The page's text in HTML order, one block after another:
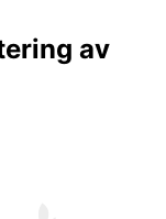
av